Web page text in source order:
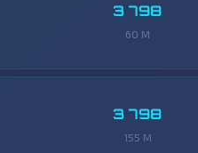
3 798
60 M
3 798
155 M